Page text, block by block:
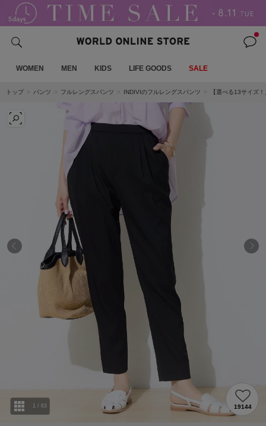
WOMEN MEN KIDS LIFE GOODS SALE
トップ パンツ フルレングスパンツ INDIVIのフルレングスパンツ 【選べる13サイズ
1 / 63 19144